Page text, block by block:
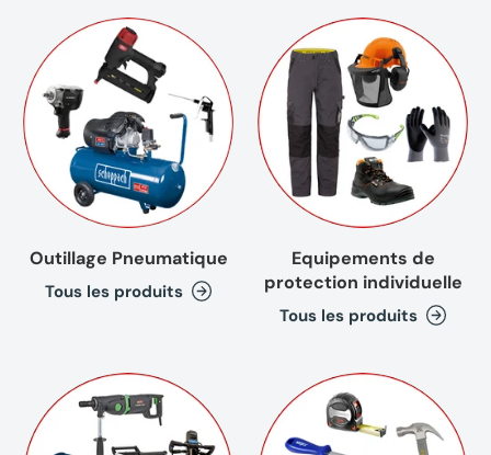
Outillage Pneumatique
Tous les produits
Equipements de
protection individuelle
Tous les produits